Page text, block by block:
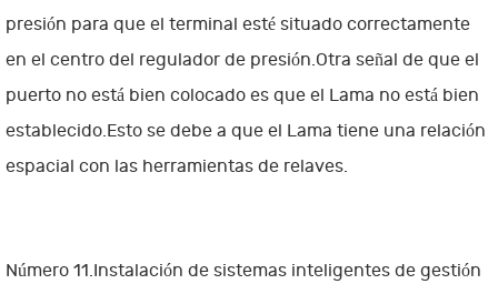
presión para que el terminal esté situado correctamente
en el centro del regulador de presión.Otra señal de que el
puerto no está bien colocado es que el Lama no está bien
establecido.Esto se debe a que el Lama tiene una relación
espacial con las herramientas de relaves.
Número 11.Instalación de sistemas inteligentes de gestión